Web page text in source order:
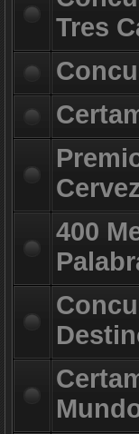
Tres
400